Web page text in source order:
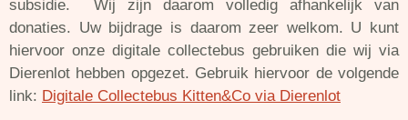
subsidie. Wij zijn daarom volledig afhankelijk van
donaties. Uw bijdrage is daarom zeer welkom. U kunt
hiervoor onze digitale collectebus gebruiken die wij via
Dierenlot hebben opgezet. Gebruik hiervoor de volgende
link: Digitale Collectebus Kitten&Co via Dierenlot